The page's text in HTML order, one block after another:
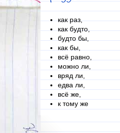
как раз,
как будто,
будто бы,
как бы,
всё равно,
можно ли,
вряд ли,
едва ли,
всё же,
к тому же